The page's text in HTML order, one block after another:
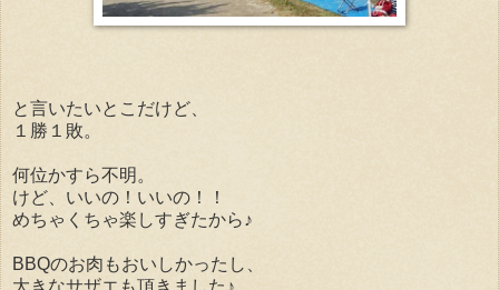
と言いたいとこだけど、
１勝１敗。
何位かすら不明。
けど、いいの！いいの！！
めちゃくちゃ楽しすぎたから♪
BBQのお肉もおいしかったし、
大きなサザエも頂きました♪